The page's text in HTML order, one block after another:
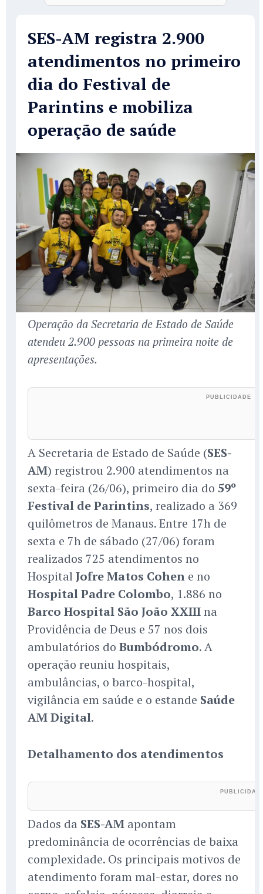
SES-AM registra 2.900
atendimentos no primeiro
dia do Festival de
Parintins e mobiliza
operação de saúde
Operação da Secretaria de Estado de Saúde
atendeu 2.900 pessoas na primeira noite de
apresentações.
A Secretaria de Estado de Saúde (SES-
AM) registrou 2.900 atendimentos na
sexta-feira (26/06), primeiro dia do 59º
Festival de Parintins, realizado a 369
quilômetros de Manaus. Entre 17h de
sexta e 7h de sábado (27/06) foram
realizados 725 atendimentos no
Hospital Jofre Matos Cohen e no
Hospital Padre Colombo, 1.886 no
Barco Hospital São João XXIIIna
Providência de Deus e 57 nos dois
ambulatórios do Bumbódromo. A
operação reuniu hospitais,
ambulâncias, o barco-hospital,
vigilância em saúde e o estande Saúde
AM Digital.
Detalhamento dos atendimentos
Dados da SES-AM apontam
predominância de ocorrências de baixa
complexidade. Os principais motivos de
atendimento foram mal-estar, dores no